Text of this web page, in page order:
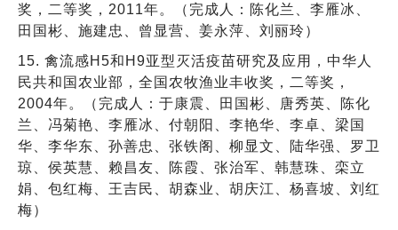
奖，二等奖，2011年。（完成人：陈化兰、李雁冰、
田国彬、施建忠、曾显营、姜永萍、刘丽玲）
15. 禽流感H5和H9亚型灭活疫苗研究及应用，中华人
民共和国农业部，全国农牧渔业丰收奖，二等奖，
2004年。（完成人：于康震、田国彬、唐秀英、陈化
兰、冯菊艳、李雁冰、付朝阳、李艳华、李卓、梁国
华、李华东、孙善忠、张铁阁、柳显文、陆华强、罗卫
琼、侯英慧、赖昌友、陈霞、张治军、韩慧珠、栾立
娟、包红梅、王吉民、胡森业、胡庆江、杨喜坡、刘红
梅）